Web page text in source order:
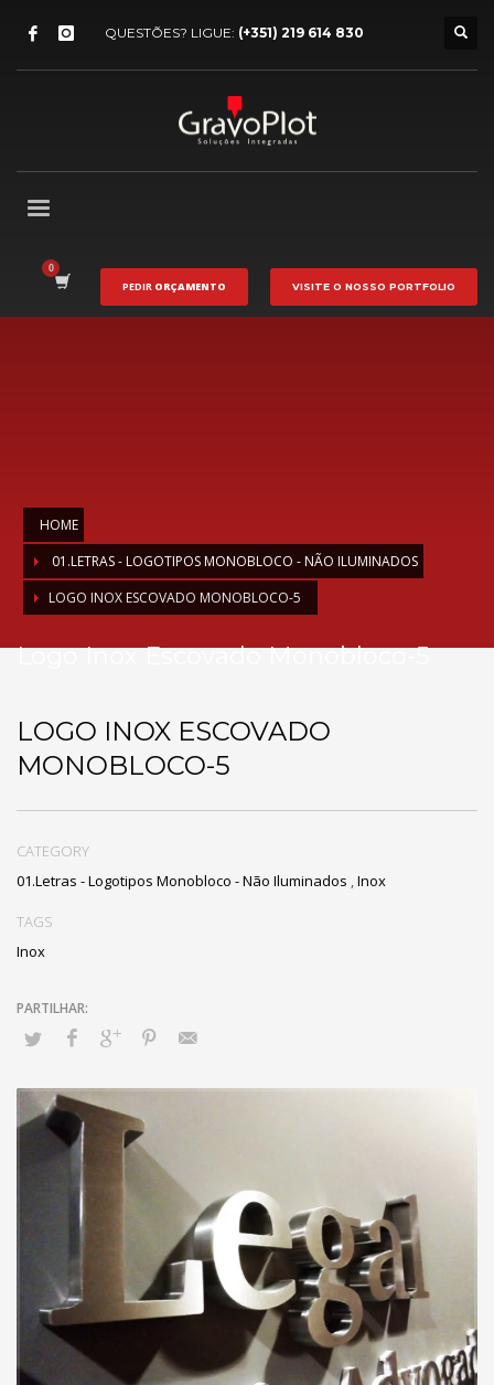
QUESTÕES? LIGUE: (+351) 219 614 830
PEDIR ORÇAMENTO VISITE O NOSSO PORTFOLIO
HOME
01.LETRAS - LOGOTIPOS MONOBLOCO - NÃO ILUMINADOS
LOGO INOX ESCOVADO MONOBLOCO-5
Logo Inox Escovado Monobloco-5
LOGO INOX ESCOVADO
MONOBLOCO-5
CATEGORY
01.Letras - Logotipos Monobloco - Não Iluminados ,Inox
TAGS
Inox